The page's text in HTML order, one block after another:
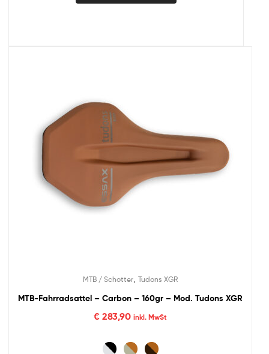
MTB / Schotter Tudons XGR
MTB-Fahrradsattel – Carbon – 160gr – Mod. Tudons XGR
€ 283,90 inkl. MwSt